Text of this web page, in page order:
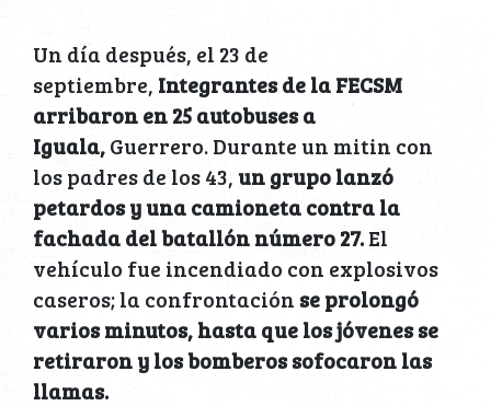
Un día después, el 23 de
septiembre, Integrantes de la FECSM
arribaron en 25 autobuses a
Iguala,Guerrero. Durante un mitin con
los padres de los 43, un grupo lanzó
petardos y una camioneta contra la
fachada del batallón número 27.El
vehículo fue incendiado con explosivos
caseros; la confrontación se prolongó
varios minutos, hasta que los jóvenes se
retiraron y los bomberos sofocaron las
llamas.